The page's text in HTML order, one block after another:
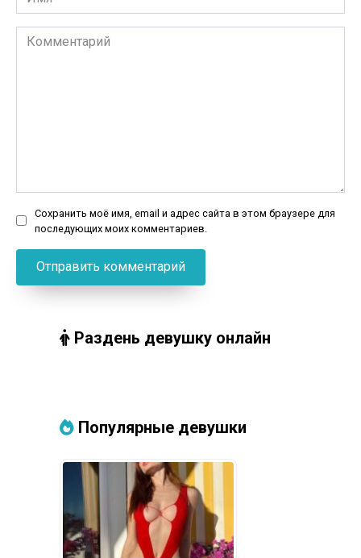
Комментарий
Сохранить моё имя, email и адрес сайта в этом браузере для
последующих моих комментариев.
Раздень девушку онлайн
Популярные девушки